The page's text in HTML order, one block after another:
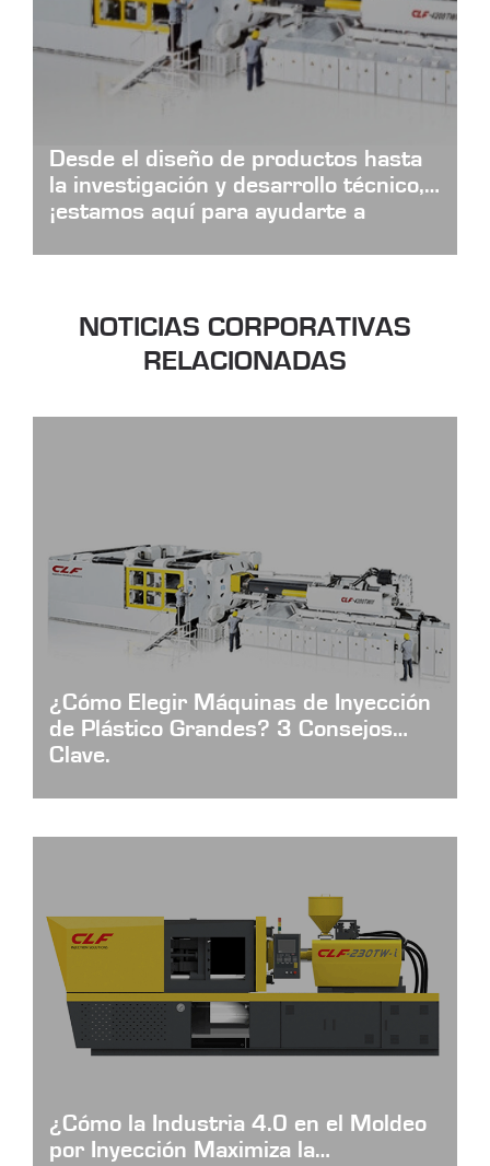
Desde el diseño de productos hasta
la investigación y desarrollo técnico,
¡estamos aquí para ayudarte a
NOTICIAS CORPORATIVAS
RELACIONADAS
¿Cómo Elegir Máquinas de Inyección
de Plástico Grandes? 3 Consejos
Clave.
¿Cómo la Industria 4.0 en el Moldeo
por Inyección Maximiza la